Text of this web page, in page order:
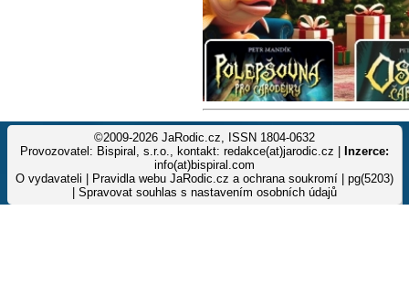
©2009-2026 JaRodic.cz, ISSN 1804-0632
Provozovatel: Bispiral, s.r.o., kontakt: redakce(at)jarodic.cz |
Inzerce:
info(at)bispiral.com
O vydavateli
Pravidla webu JaRodic.cz a ochrana soukromí | pg(5203)
Spravovat souhlas s nastavením osobních údajů